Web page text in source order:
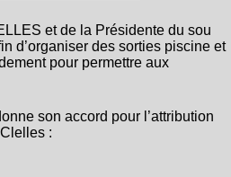
et de la Présidente du sou
d’organiser des sorties piscine et
pour permettre aux
son accord pour l’attribution
: